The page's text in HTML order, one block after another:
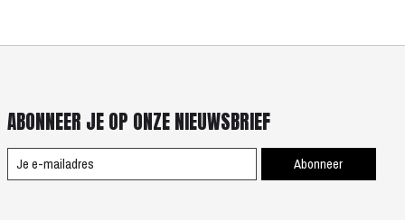
ABONNEER JE OP ONZE NIEUWSBRIEF
Abonneer